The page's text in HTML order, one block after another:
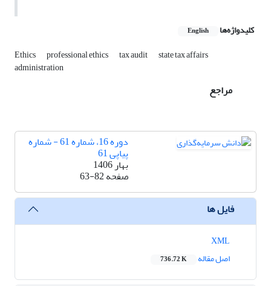
کلیدواژه‌ها English
Ethics professional ethics tax audit state tax affairs
administration
مراجع
دوره 16، شماره 61 - شماره
پیاپی 61
بهار 1406
صفحه63-82
فایل ها
اصل مقاله
736.72 K